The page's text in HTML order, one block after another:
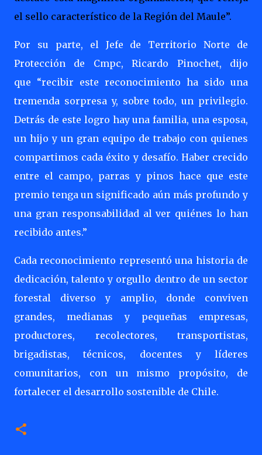
el sello característico de la Región del Maule”.
Por su parte, el Jefe de Territorio Norte de
Protección de Cmpc, Ricardo Pinochet, dijo
que “recibir este reconocimiento ha sido una
tremenda sorpresa y, sobre todo, un privilegio.
Detrás de este logro hay una familia, una esposa,
un hijo y un gran equipo de trabajo con quienes
compartimos cada éxito y desafío. Haber crecido
entre el campo, parras y pinos hace que este
premio tenga un significado aún más profundo y
una gran responsabilidad al ver quiénes lo han
recibido antes.”
Cada reconocimiento representó una historia de
dedicación, talento y orgullo dentro de un sector
forestal diverso y amplio, donde conviven
grandes, medianas y pequeñas empresas,
productores, recolectores, transportistas,
brigadistas, técnicos, docentes y líderes
comunitarios, con un mismo propósito, de
fortalecer el desarrollo sostenible de Chile.